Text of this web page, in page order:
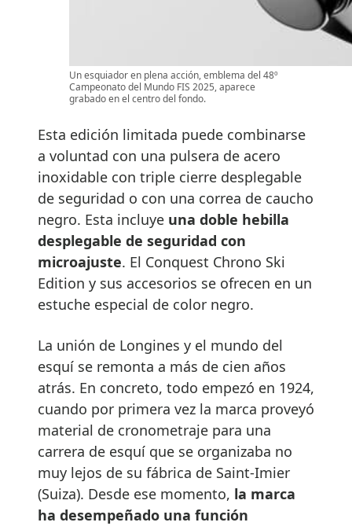
Un esquiador en plena acción, emblema del 48º
Campeonato del Mundo FIS 2025, aparece
grabado en el centro del fondo.
Esta edición limitada puede combinarse
a voluntad con una pulsera de acero
inoxidable con triple cierre desplegable
de seguridad o con una correa de caucho
negro. Esta incluye una doble hebilla
desplegable de seguridad con
microajuste. El Conquest Chrono Ski
Edition y sus accesorios se ofrecen en un
estuche especial de color negro.
La unión de Longines y el mundo del
esquí se remonta a más de cien años
atrás. En concreto, todo empezó en 1924,
cuando por primera vez la marca proveyó
material de cronometraje para una
carrera de esquí que se organizaba no
muy lejos de su fábrica de Saint-Imier
(Suiza). Desde ese momento, la marca
ha desempeñado una función